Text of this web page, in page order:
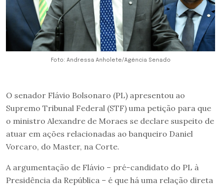
Foto: Andressa Anholete/Agência Senado
O senador Flávio Bolsonaro (PL) apresentou ao
Supremo Tribunal Federal (STF) uma petição para que
o ministro Alexandre de Moraes se declare suspeito de
atuar em ações relacionadas ao banqueiro Daniel
Vorcaro, do Master, na Corte.
A argumentação de Flávio – pré-candidato do PL à
Presidência da República – é que há uma relação direta